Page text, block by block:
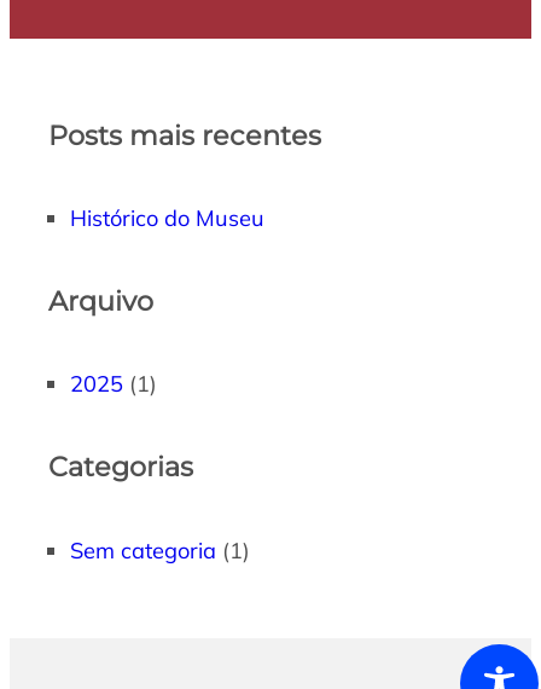
Posts mais recentes
Histórico do Museu
Arquivo
2025 (1)
Categorias
Sem categoria (1)